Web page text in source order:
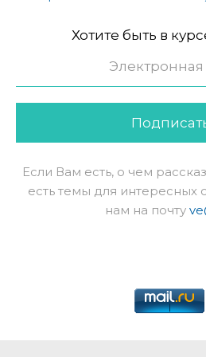
Хотите быть в
Если Вам есть, о чем
есть темы для интересных
нам на почту